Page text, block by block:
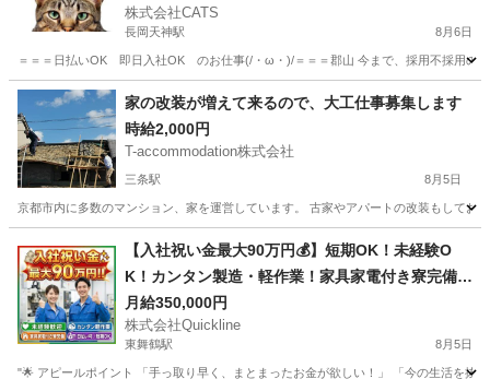
株式会社CATS
長岡天神駅 8月6日
＝＝＝日払いOK 即日入社OK のお仕事(/・ω・)/＝＝＝郡山 今まで、採用不採用の
京都 長岡京市 長岡天神駅 仕分け 短期間
家の改装が増えて来るので、大工仕事募集します
時給2,000円
T-accommodation株式会社
三条駅 8月5日
京都市内に多数のマンション、家を運営しています。 古家やアパートの改装もして
三条駅 その他 DIY
【入社祝い金最大90万円💰】短期OK！未経験O
K！カンタン製造・軽作業！家具家電付き寮完備
🏠
月給350,000円
株式会社Quickline
東舞鶴駅 8月5日
"🌟 アピールポイント 「手っ取り早く、まとまったお金が欲しい！」 「今の生活を抜